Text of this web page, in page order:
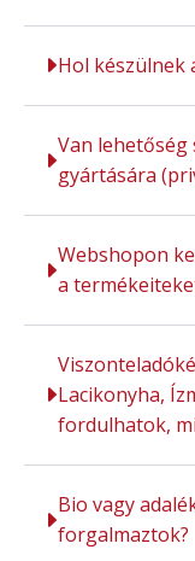
Hol készülnek
Van
gyártására
Webshopon
a
Lacikonyha,
fordulhatok,
Bio vagy
forgalmaztok?